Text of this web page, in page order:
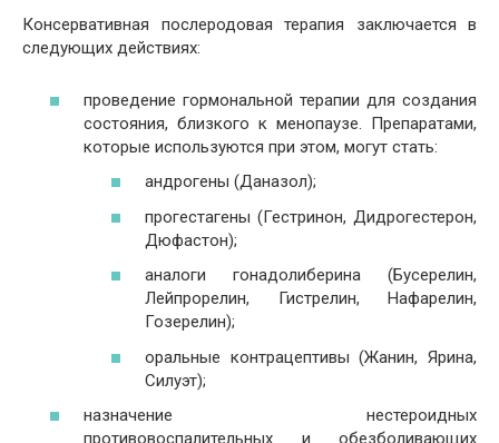
Консервативная послеродовая терапия заключается в
следующих действиях:
проведение гормональной терапии для создания
состояния, близкого к менопаузе. Препаратами,
которые используются при этом, могут стать:
андрогены (Даназол);
прогестагены (Гестринон, Дидрогестерон,
Дюфастон);
аналоги гонадолиберина (Бусерелин,
Лейпрорелин, Гистрелин, Нафарелин,
Гозерелин);
оральные контрацептивы (Жанин, Ярина,
Силуэт);
назначение нестероидных
противовоспалительных и обезболивающих